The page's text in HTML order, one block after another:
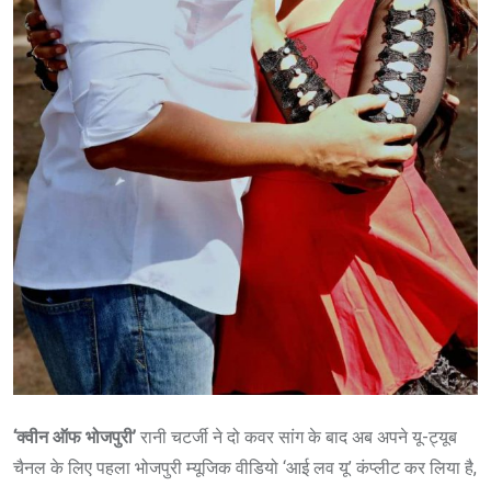
‘क्‍वीन ऑफ भोजपुरी’ रानी चटर्जी ने दो कवर सांग के बाद अब अपने यू-ट्यूब
चैनल के लिए पहला भोजपुरी म्यूजिक वीडियो ‘आई लव यू’ कंप्लीट कर लिया है,